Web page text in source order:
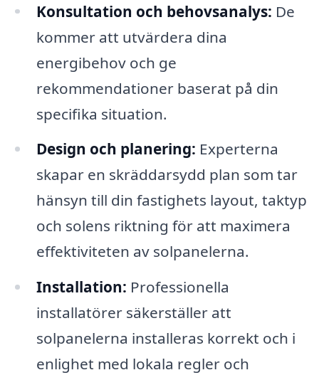
Konsultation och behovsanalys: De
kommer att utvärdera dina
energibehov och ge
rekommendationer baserat på din
specifika situation.
Design och planering: Experterna
skapar en skräddarsydd plan som tar
hänsyn till din fastighets layout, taktyp
och solens riktning för att maximera
effektiviteten av solpanelerna.
Installation: Professionella
installatörer säkerställer att
solpanelerna installeras korrekt och i
enlighet med lokala regler och